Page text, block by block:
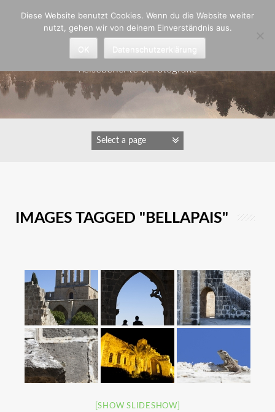
Astrid Padberg
Reiseberichte & Fotografie
IMAGES TAGGED "BELLAPAIS"
[SHOW SLIDESHOW]
Diese Website benutzt Cookies. Wenn du die Website weiter
nutzt, gehen wir von deinem Einverständnis aus.